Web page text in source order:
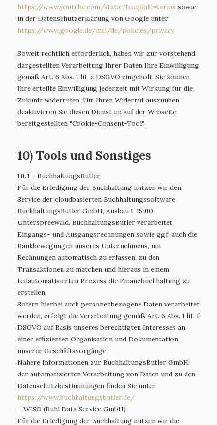
https://www.youtube.com/static?template=terms sowie
in der Datenschutzerklärung von Google unter
https://www.google.de/intl/de/policies/privacy
Soweit rechtlich erforderlich, haben wir zur vorstehend
dargestellten Verarbeitung Ihrer Daten Ihre Einwilligung
gemäß Art. 6 Abs. 1 lit. a DSGVO eingeholt. Sie können
Ihre erteilte Einwilligung jederzeit mit Wirkung für die
Zukunft widerrufen. Um Ihren Widerruf auszuüben,
deaktivieren Sie diesen Dienst im auf der Webseite
bereitgestellten "Cookie-Consent-Tool".
10) Tools und Sonstiges
10.1 – BuchhaltungsButler
Für die Erledigung der Buchhaltung nutzen wir den
Service der cloudbasierten Buchhaltungssoftware
BuchhaltungsButler GmbH, Ausbau 1, 15910
Unterspreewald. BuchhaltungsButler verarbeitet
Eingangs- und Ausgangsrechnungen sowie ggf. auch die
Bankbewegungen unseres Unternehmens, um
Rechnungen automatisch zu erfassen, zu den
Transaktionen zu matchen und hieraus in einem
teilautomatisierten Prozess die Finanzbuchhaltung zu
erstellen.
Sofern hierbei auch personenbezogene Daten verarbeitet
werden, erfolgt die Verarbeitung gemäß Art. 6 Abs. 1 lit. f
DSGVO auf Basis unseres berechtigten Interesses an
einer effizienten Organisation und Dokumentation
unserer Geschäftsvorgänge.
Nähere Informationen zur BuchhaltungsButler GmbH,
der automatisierten Verarbeitung von Daten und zu den
Datenschutzbestimmungen finden Sie unter
https://www.buchhaltungsbutler.de/
– WISO (Buhl Data Service GmbH)
Für die Erledigung der Buchhaltung nutzen wir die